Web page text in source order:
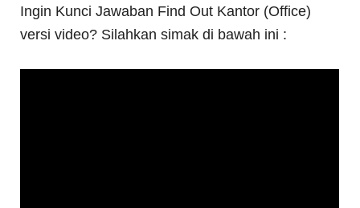
Ingin Kunci Jawaban Find Out Kantor (Office)
versi video? Silahkan simak di bawah ini :